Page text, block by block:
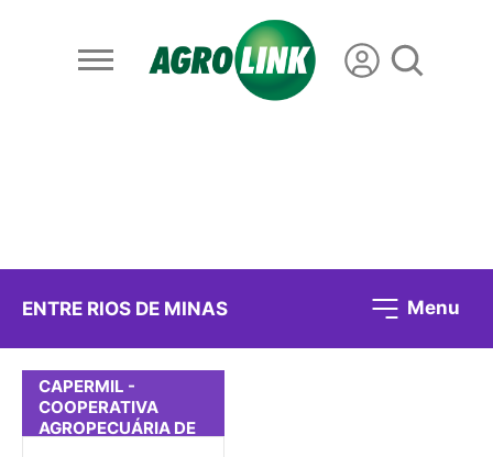
ENTRE RIOS DE MINAS Menu
CAPERMIL -
COOPERATIVA
AGROPECUÁRIA DE